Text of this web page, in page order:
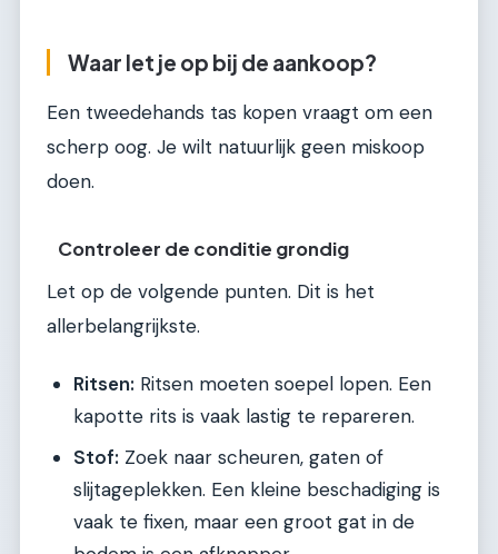
Waar let je op bij de aankoop?
Een tweedehands tas kopen vraagt om een
scherp oog. Je wilt natuurlijk geen miskoop
doen.
Controleer de conditie grondig
Let op de volgende punten. Dit is het
allerbelangrijkste.
Ritsen: Ritsen moeten soepel lopen. Een
kapotte rits is vaak lastig te repareren.
Stof: Zoek naar scheuren, gaten of
slijtageplekken. Een kleine beschadiging is
vaak te fixen, maar een groot gat in de